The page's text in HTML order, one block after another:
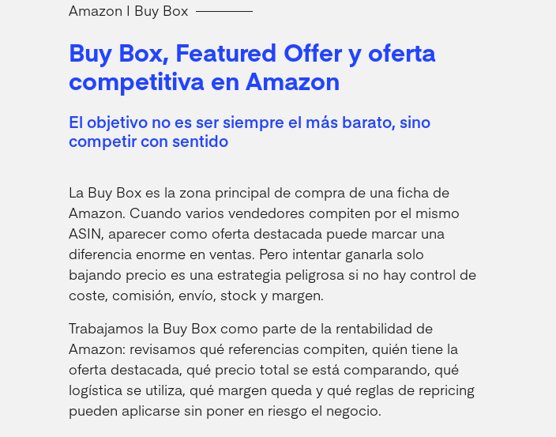
Amazon | Buy Box
Buy Box, Featured Offer y oferta
competitiva en Amazon
El objetivo no es ser siempre el más barato, sino
competir con sentido
La Buy Box es la zona principal de compra de una ficha de
Amazon. Cuando varios vendedores compiten por el mismo
ASIN, aparecer como oferta destacada puede marcar una
diferencia enorme en ventas. Pero intentar ganarla solo
bajando precio es una estrategia peligrosa si no hay control de
coste, comisión, envío, stock y margen.
Trabajamos la Buy Box como parte de la rentabilidad de
Amazon: revisamos qué referencias compiten, quién tiene la
oferta destacada, qué precio total se está comparando, qué
logística se utiliza, qué margen queda y qué reglas de repricing
pueden aplicarse sin poner en riesgo el negocio.